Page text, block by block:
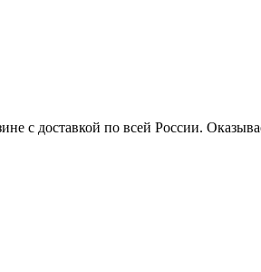
с доставкой по всей России.